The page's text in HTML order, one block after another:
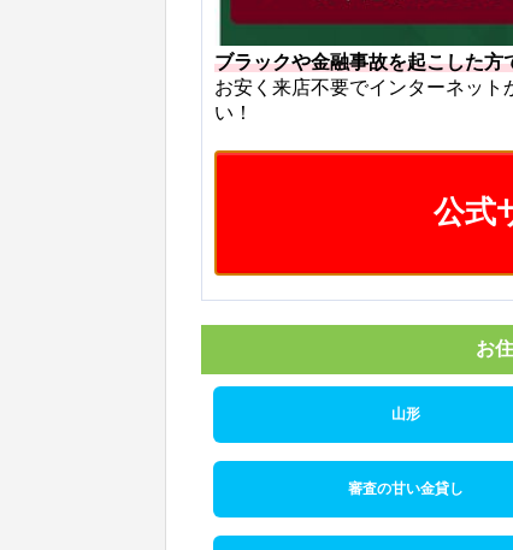
ブラックや金融事故を起こした
お安く来店不要でインターネット
い！
公式
お
山形
審査の甘い金貸し